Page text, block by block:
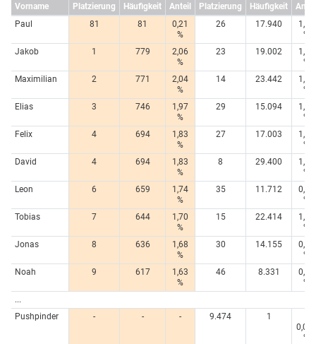
Vorname
Platzierung Häufigkeit Anteil Platzierung Häufigkeit
Paul
81 81
0,21
%
26 17.940
1,20
%
Jakob
1 779
2,06
%
23 19.002
1,27
%
Maximilian
2 771
2,04
%
14 23.442
1,57
%
Elias
3 746
1,97
%
29 15.094
1,01
%
Felix
4 694
1,83
%
27 17.003
1,14
%
David
4 694
1,83
%
8 29.400
1,96
%
Leon
6 659
1,74
%
35 11.712
0,78
%
Tobias
7 644
1,70
%
15 22.414
1,50
%
Jonas
8 636
1,68
%
30 14.155
0,95
%
Noah
9 617
1,63
%
46 8.331
0,56
%
...
Pushpinder
- - - 9.474 1
%